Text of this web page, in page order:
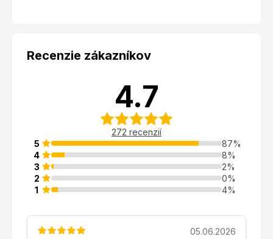
Recenzie zákazníkov
4.7
272 recenzií
5
87%
4
8%
3
2%
2
0%
1
4%
05.06.2026